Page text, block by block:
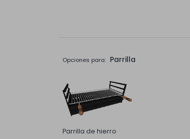
Opciones para: Parrilla
Parrilla de hierro